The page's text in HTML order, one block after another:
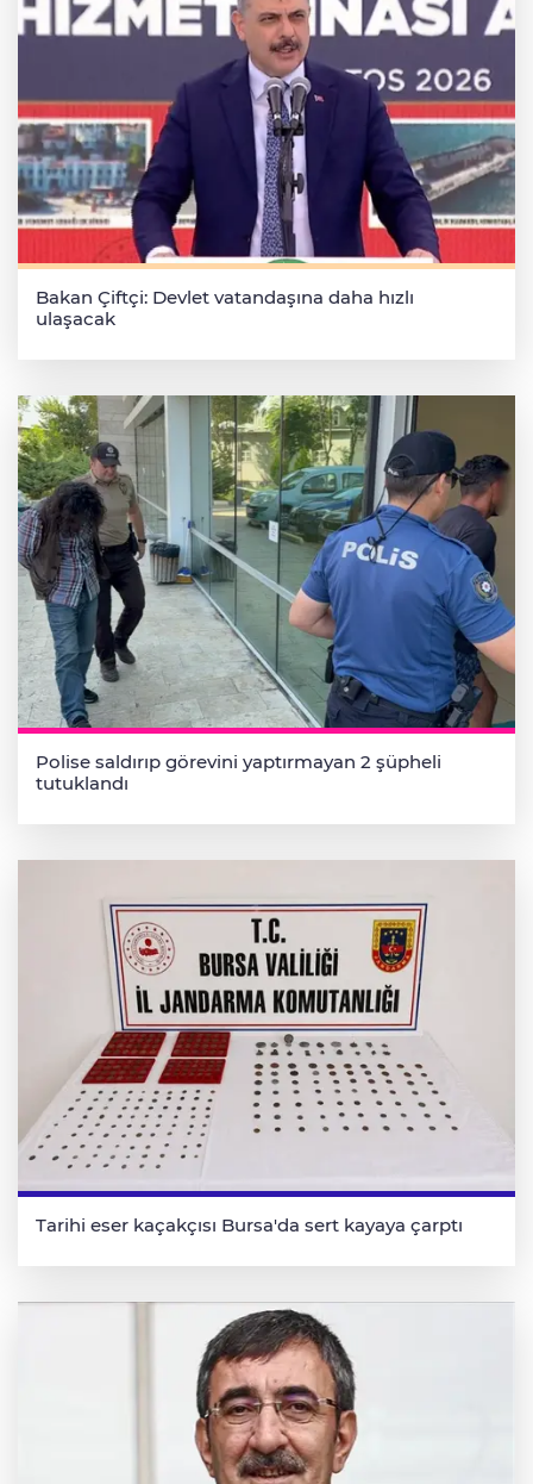
Bakan Çiftçi: Devlet vatandaşına daha hızlı
ulaşacak
Polise saldırıp görevini yaptırmayan 2 şüpheli
tutuklandı
Tarihi eser kaçakçısı Bursa'da sert kayaya çarptı